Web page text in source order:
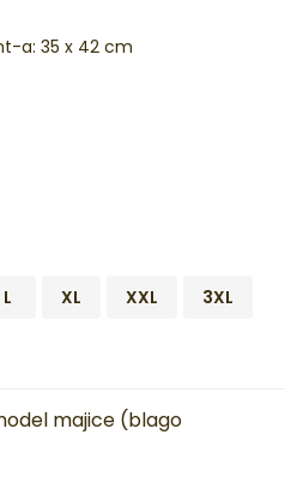
a: 35 x 42 cm
L XL XXL 3XL
majice (blago